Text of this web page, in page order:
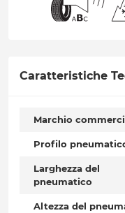
Caratteristiche
Marchio
Profilo
Larghezza del
pneumatico
Altezza del